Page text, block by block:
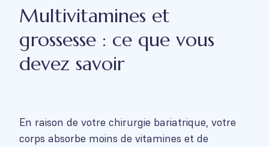
Multivitamines et
grossesse : ce que vous
devez savoir
En raison de votre chirurgie bariatrique, votre
corps absorbe moins de vitamines et de